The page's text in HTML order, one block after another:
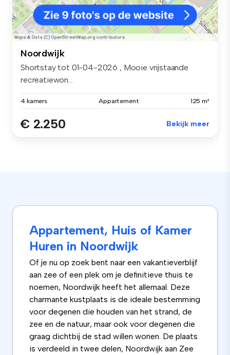
Noordwijk
Shortstay tot 01-04-2026 , Mooie vrijstaande
recreatiewon...
4 kamers Appartement 125 m²
€ 2.250 Bekijk meer
Appartement, Huis of Kamer
Huren in Noordwijk
Of je nu op zoek bent naar een vakantieverblijf
aan zee of een plek om je definitieve thuis te
noemen, Noordwijk heeft het allemaal. Deze
charmante kustplaats is de ideale bestemming
voor degenen die houden van het strand, de
zee en de natuur, maar ook voor degenen die
graag dichtbij de stad willen wonen. De plaats
is verdeeld in twee delen, Noordwijk aan Zee